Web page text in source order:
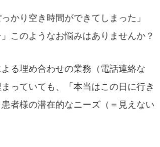
かり空き時間ができてしまった」
このようなお悩みはありませんか？
る埋め合わせの業務（電話連絡な
っていても、「本当はこの日に行き
者様の潜在的なニーズ（＝見えない